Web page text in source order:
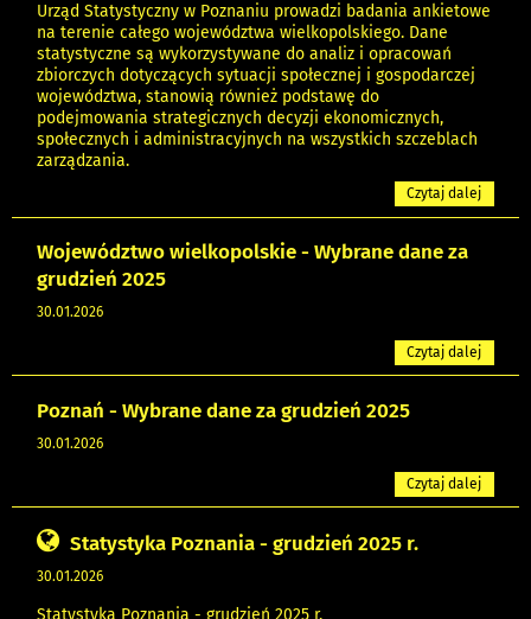
Urząd Statystyczny w Poznaniu prowadzi badania ankietowe
na terenie całego województwa wielkopolskiego. Dane
statystyczne są wykorzystywane do analiz i opracowań
zbiorczych dotyczących sytuacji społecznej i gospodarczej
województwa, stanowią również podstawę do
podejmowania strategicznych decyzji ekonomicznych,
społecznych i administracyjnych na wszystkich szczeblach
zarządzania.
Czytaj dalej
Województwo wielkopolskie - Wybrane dane za
grudzień 2025
30.01.2026
Czytaj dalej
Poznań - Wybrane dane za grudzień 2025
30.01.2026
Czytaj dalej
Statystyka Poznania - grudzień 2025 r.
30.01.2026
Statystyka Poznania - grudzień 2025 r.